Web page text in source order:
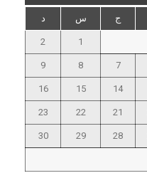
ج س د
1
2
7
8
9
14
15
16
21
22
23
28
29
30